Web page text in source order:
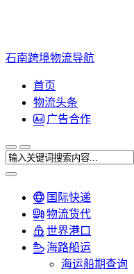
石南跨境物流导航
首页
物流头条
广告合作
国际快递
物流货代
世界港口
海路船运
海运船期查询